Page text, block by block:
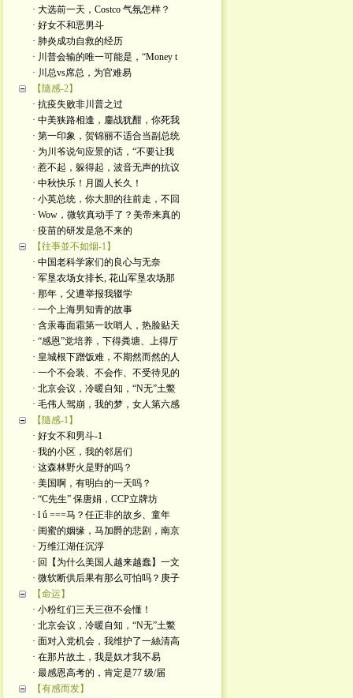
· 大选前一天，Costco 气氛怎样？
· 好女不和恶男斗
· 肺炎成功自救的经历
· 川普会输的唯一可能是，“Money t
· 川总vs席总，为官难易
【隨感-2】
· 抗疫失败非川普之过
· 中美狭路相逢，鏖战犹酣，你死我
· 第一印象，贺锦丽不适合当副总统
· 为川爷说句应景的话，“不要让我
· 惹不起，躲得起，波音无声的抗议
· 中秋快乐！月圆人长久！
· 小英总统，你大胆的往前走，不回
· Wow，微软真动手了？美帝来真的
· 疫苗的研发是急不来的
【往亊並不如烟-1】
· 中国老科学家们的良心与无奈
· 军垦农场女排长, 花山军垦农场那
· 那年，父遭举报我辍学
· 一个上海男知青的故事
· 含汞毒面霜第一吹哨人，热脸贴天
· “感恩”党培养，下得粪塘、上得厅
· 皇城根下蹭饭难，不期然而然的人
· 一个不会装、不会作、不受待见的
· 北京会议，冷暖自知，“N无”土鱉
· 毛伟人驾崩，我的梦，女人第六感
【隨感-1】
· 好女不和男斗-1
· 我的小区，我的邻居们
· 这森林野火是​野的吗？
· 美国啊，有明白的一天吗？
· “C先生” 保唐娟，CCP立牌坊
· l ǘ ===马？任正非的故乡、童年
· 闺蜜的姻缘，马加爵的悲剧，南京
· 万维江湖任沉浮
· 回【为什么美国人越来越蠢】一文
· 微软断供后果有那么可怕吗？庚子
【命运】
· 小粉红们三天三亱不会懂！
· 北京会议，冷暖自知，“N无”土鱉
· 面对入党机会，我维护了一絲清高
· 在那片故土，我是奴才我不易
· 最感恩高考的，肯定是77 级/届
【有感而发】